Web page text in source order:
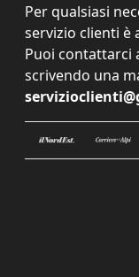
Per qualsiasi
servizio clienti è
Puoi contattarci
scrivendo una